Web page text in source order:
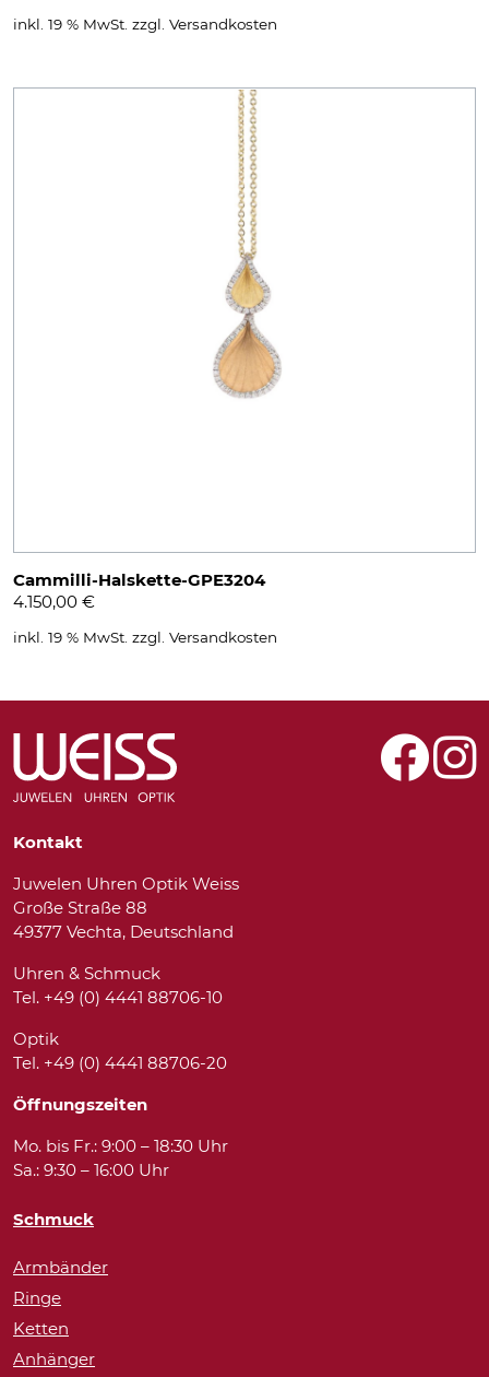
inkl. 19 % MwSt. zzgl. Versandkosten
Cammilli-Halskette-GPE3204
4.150,00 €
inkl. 19 % MwSt. zzgl. Versandkosten
Kontakt
Juwelen Uhren Optik Weiss
Große Straße 88
49377 Vechta, Deutschland
Uhren & Schmuck
Tel. +49 (0) 4441 88706-10
Optik
Tel. +49 (0) 4441 88706-20
Öffnungszeiten
Mo. bis Fr.: 9:00 – 18:30 Uhr
Sa.: 9:30 – 16:00 Uhr
Schmuck
Armbänder
Ringe
Ketten
Anhänger